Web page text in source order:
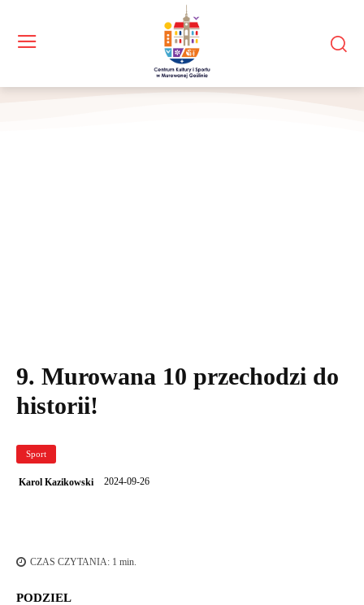
9. Murowana 10 przechodzi do
historii!
Sport
Karol Kazikowski 2024-09-26
CZAS CZYTANIA: 1 min.
PODZIEL